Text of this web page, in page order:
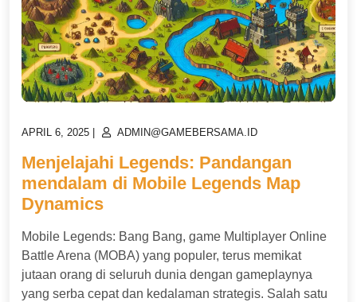
POSTED
APRIL 6, 2025
POSTED
ADMIN@GAMEBERSAMA.ID
Menjelajahi Legends: Pandangan
mendalam di Mobile Legends Map
Dynamics
Mobile Legends: Bang Bang, game Multiplayer Online
Battle Arena (MOBA) yang populer, terus memikat
jutaan orang di seluruh dunia dengan gameplaynya
yang serba cepat dan kedalaman strategis. Salah satu